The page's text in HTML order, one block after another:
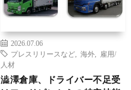
2026.07.06
プレスリリースなど
海外
雇用/
人材
澁澤倉庫、ドライバー不足受